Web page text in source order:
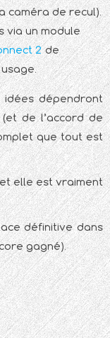
caméra de recul).
via un module
2de
dépendront
de l’accord de
que tout est
et elle est vraiment
définitive dans
gagné).